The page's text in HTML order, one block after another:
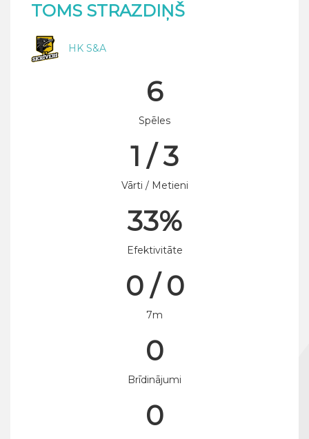
TOMS STRAZDIŅŠ
HK S&A
6
Spēles
1 / 3
Vārti / Metieni
33%
Efektivitāte
0 / 0
7m
0
Brīdinājumi
0